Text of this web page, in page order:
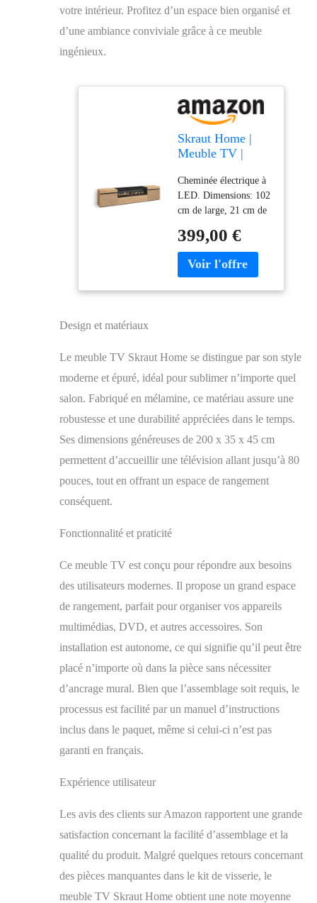
votre intérieur. Profitez d’un espace bien organisé et
d’une ambiance conviviale grâce à ce meuble
ingénieux.
Skraut Home |
Meuble TV |
Grand Espace de
Rangement |
200x45x35cm |
pour Les TV
jusqu'à 80" |
Cheminée
électrique | Style
Moderne | Chêne
Cheminée électrique à
LED. Dimensions: 102
cm de large, 21 cm de
incroyablement
réaliste. Pas de risque
de brûlure car il n'y a
Meuble TV avec
espace de rangement
électroniques et porte
rabattable. Dimensions
du module: 102 cm. de
hauteur, 35 cm. de
profondeur. Couleur
capacité de rangement.
Dimensions du
largeur, 45 cm. de
hauteur, 35 cm. de
profondeur. Couleur
chêne et noir avec un
veinage du bois poreux
au touché de haute
: les meubles Skraut
Home sont faciles à
de votre nouveau
meuble en un temps
record. Garantie : Les
sont garantis 2 ans et
bénéficient d'un
399,00 €
Design et matériaux
Le meuble TV Skraut Home se distingue par son style
moderne et épuré, idéal pour sublimer n’importe quel
salon. Fabriqué en mélamine, ce matériau assure une
robustesse et une durabilité appréciées dans le temps.
Ses dimensions généreuses de 200 x 35 x 45 cm
permettent d’accueillir une télévision allant jusqu’à 80
pouces, tout en offrant un espace de rangement
conséquent.
Fonctionnalité et praticité
Ce meuble TV est conçu pour répondre aux besoins
des utilisateurs modernes. Il propose un grand espace
de rangement, parfait pour organiser vos appareils
multimédias, DVD, et autres accessoires. Son
installation est autonome, ce qui signifie qu’il peut être
placé n’importe où dans la pièce sans nécessiter
d’ancrage mural. Bien que l’assemblage soit requis, le
processus est facilité par un manuel d’instructions
inclus dans le paquet, même si celui-ci n’est pas
garanti en français.
Expérience utilisateur
Les avis des clients sur Amazon rapportent une grande
satisfaction concernant la facilité d’assemblage et la
qualité du produit. Malgré quelques retours concernant
des pièces manquantes dans le kit de visserie, le
meuble TV Skraut Home obtient une note moyenne